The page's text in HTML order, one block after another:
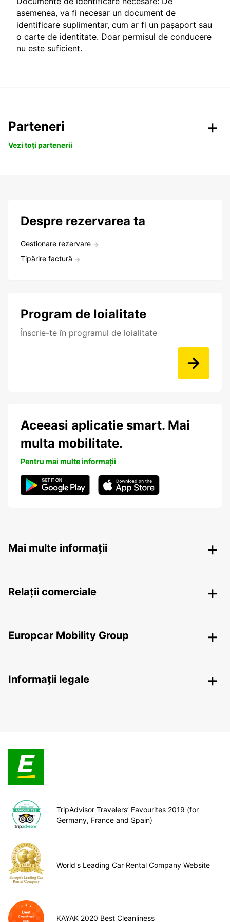
asemenea, va fi necesar un document de
identificare suplimentar, cum ar fi un pașaport sau
o carte de identitate. Doar permisul de conducere
nu este suficient.
Parteneri
Vezi toți partenerii
Despre rezervarea ta
Gestionare rezervare
Tipărire factură
Program de loialitate
Înscrie-te în programul de loialitate
Aceeasi aplicatie smart. Mai
multa mobilitate.
Pentru mai multe informații
Mai multe informații
Relații comerciale
Europcar Mobility Group
Informații legale
TripAdvisor Travelers’ Favourites 2019 (for
Germany, France and Spain)
World's Leading Car Rental Company Website
KAYAK 2020 Best Cleanliness